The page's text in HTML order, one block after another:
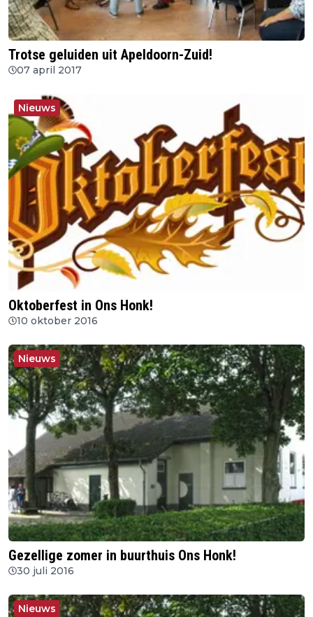
Trotse geluiden uit Apeldoorn-Zuid!
07 april 2017
Nieuws
Oktoberfest in Ons Honk!
10 oktober 2016
Nieuws
Gezellige zomer in buurthuis Ons Honk!
30 juli 2016
Nieuws